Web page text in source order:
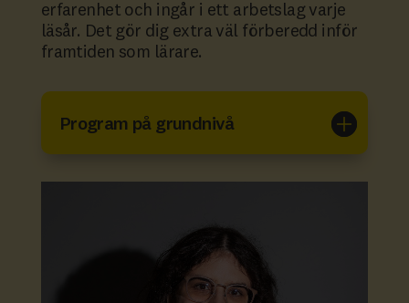
erfarenhet och ingår i ett arbetslag varje
läsår. Det gör dig extra väl förberedd inför
framtiden som lärare.
Program på grundnivå